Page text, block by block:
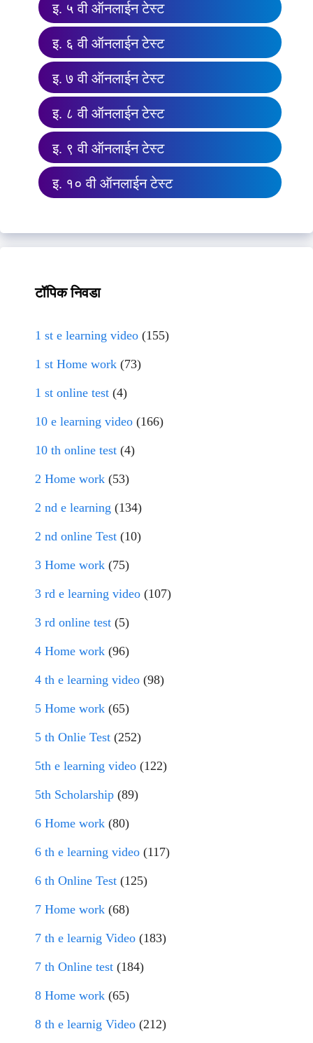
इ. ५ वी ऑनलाईन टेस्ट
इ. ६ वी ऑनलाईन टेस्ट
इ. ७ वी ऑनलाईन टेस्ट
इ. ८ वी ऑनलाईन टेस्ट
इ. ९ वी ऑनलाईन टेस्ट
इ. १० वी ऑनलाईन टेस्ट
टॉपिक निवडा
1 st e learning video (155)
1 st Home work (73)
1 st online test (4)
10 e learning video (166)
10 th online test (4)
2 Home work (53)
2 nd e learning (134)
2 nd online Test (10)
3 Home work (75)
3 rd e learning video (107)
3 rd online test (5)
4 Home work (96)
4 th e learning video (98)
5 Home work (65)
5 th Onlie Test (252)
5th e learning video (122)
5th Scholarship (89)
6 Home work (80)
6 th e learning video (117)
6 th Online Test (125)
7 Home work (68)
7 th e learnig Video (183)
7 th Online test (184)
8 Home work (65)
8 th e learnig Video (212)